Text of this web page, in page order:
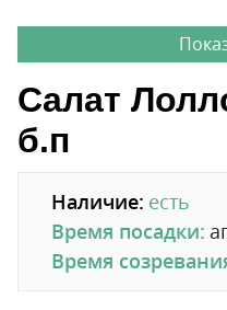
Салат
б.п
Наличие: есть
Время посадки:
Время